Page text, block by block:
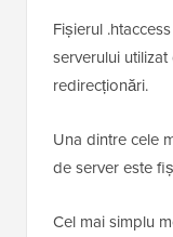
Fișierul
serverului
redirecționări.
Una dintre cele
de server este
Cel mai simplu